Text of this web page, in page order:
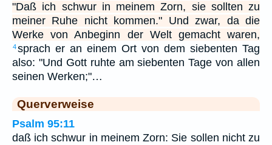
"Daß ich schwur in meinem Zorn, sie sollten zu
meiner Ruhe nicht kommen." Und zwar, da die
Werke von Anbeginn der Welt gemacht waren,
4sprach er an einem Ort von dem siebenten Tag
also: "Und Gott ruhte am siebenten Tage von allen
seinen Werken;"…
Querverweise
Psalm 95:11
daß ich schwur in meinem Zorn: Sie sollen nicht zu